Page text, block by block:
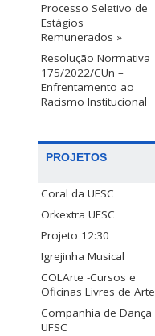
Processo Seletivo de
Estágios
Remunerados »
Resolução Normativa
175/2022/CUn –
Enfrentamento ao
Racismo Institucional
PROJETOS
Coral da UFSC
Orkextra UFSC
Projeto 12:30
Igrejinha Musical
COLArte -Cursos e
Oficinas Livres de Arte
Companhia de Dança
UFSC